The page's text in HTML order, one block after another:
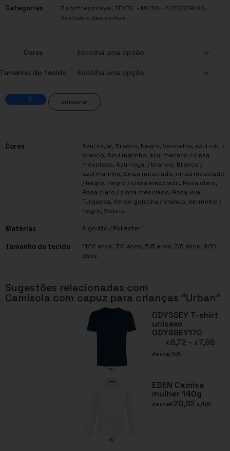
Categorias
T shirt respirável,TÊXTIL - MODA - ACESSÓRIOS,
Vestuário desportivo
Cores
Tamanho do tecido
adicionar
Cores Azul royal, Branco, Negro, Vermelho, azul céu /
branco, Azul marinho, azul marinho / cinza
mesclado, Azul royal / branco, Branco /
azul marinho, Cinza mesclado, cinza mesclado
/ negro, negro / cinza mesclado, Rosa claro,
Rosa claro / cinza mesclado, Rosa viva,
Turquesa, Verde gelatina / branco, Vermelho /
negro, Violeta
Matérias Algodão / Poliéster
Tamanho do tecido 11/12 anos, 3/4 anos, 5/6 anos, 7/8 anos, 9/10
anos
Sugestões relacionadas com
Camisola com capuz para crianças “Urban”
ODYSSEY T-shirt
unisexo
ODYSSEY170
desde
€6,72 – €7,86
s/IVA
EDEN Camisa
mulher 140g
desde€20,92 s/IVA